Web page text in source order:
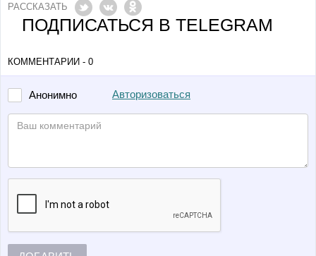
РАССКАЗАТЬ
ПОДПИСАТЬСЯ В TELEGRAM
КОММЕНТАРИИ - 0
Анонимно Авторизоваться